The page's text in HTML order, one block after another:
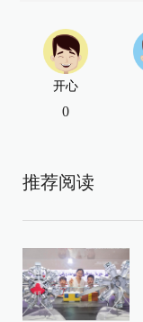
开心
0
推荐阅读